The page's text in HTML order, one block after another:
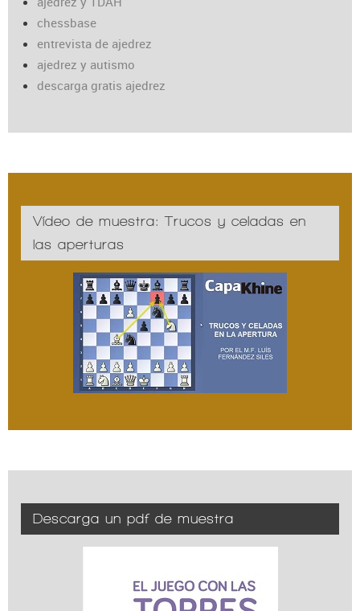
chessbase
entrevista de ajedrez
ajedrez y autismo
descarga gratis ajedrez
Vídeo de muestra: Trucos y celadas en
las aperturas
Descarga un pdf de muestra